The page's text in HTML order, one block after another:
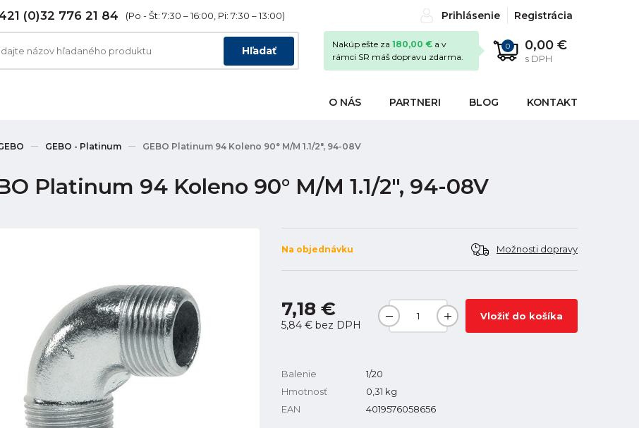
(0)32 776 21 84 (Po - Št: 7:30 – 16:00, Pi: 7:30 – 13:00) Prihlásenie Registrácia
Hľadať 0 0,00 €
s DPH
Nakúp ešte za 180,00 € a v
rámci SR máš dopravu zdarma.
O NÁS PARTNERI BLOG KONTAKT
GEBO - Platinum GEBO Platinum 94 Koleno 90° M/M 1.1/2", 94-08V
Platinum 94 Koleno 90° M/M 1.1/2", 94-08V
Na objednávku Možnosti dopravy
7,18 €
5,84 € bez DPH
Vložiť do košíka
Balenie
1/20
Hmotnosť
0,31 kg
EAN
4019576058656